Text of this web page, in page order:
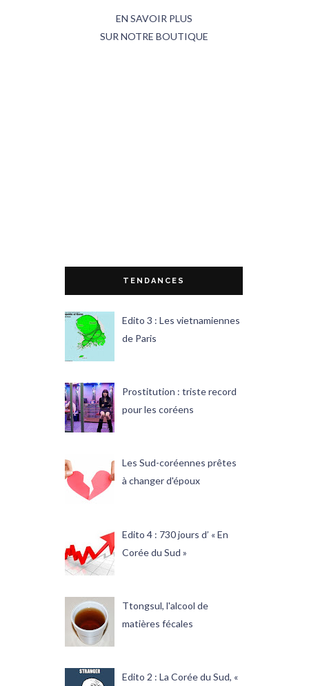
EN SAVOIR PLUS
SUR NOTRE BOUTIQUE
TENDANCES
Edito 3 : Les vietnamiennes
de Paris
Prostitution : triste record
pour les coréens
Les Sud-coréennes prêtes
à changer d'époux
Edito 4 : 730 jours d’ « En
Corée du Sud »
Ttongsul, l'alcool de
matières fécales
Edito 2 : La Corée du Sud, «